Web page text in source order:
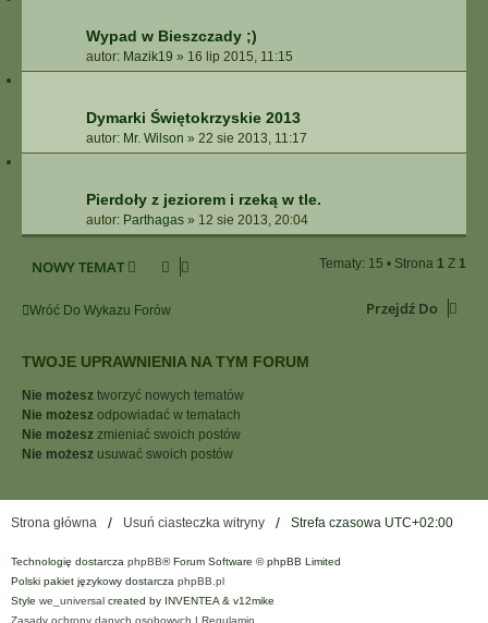
Wypad w Bieszczady ;)
autor: Mazik19 » 16 lip 2015, 11:15
Dymarki Świętokrzyskie 2013
autor: Mr. Wilson » 22 sie 2013, 11:17
Pierdoły z jeziorem i rzeką w tle.
autor: Parthagas » 12 sie 2013, 20:04
NOWY TEMAT Tematy: 15 • Strona 1 Z 1
Wróć Do Wykazu Forów Przejdź Do
TWOJE UPRAWNIENIA NA TYM FORUM
Nie możesz tworzyć nowych tematów
Nie możesz odpowiadać w tematach
Nie możesz zmieniać swoich postów
Nie możesz usuwać swoich postów
Strona główna Usuń ciasteczka witryny Strefa czasowa UTC+02:00
Technologię dostarcza phpBB® Forum Software © phpBB Limited
Polski pakiet językowy dostarcza phpBB.pl
Style we_universal created by INVENTEA & v12mike
Zasady ochrony danych osobowych | Regulamin